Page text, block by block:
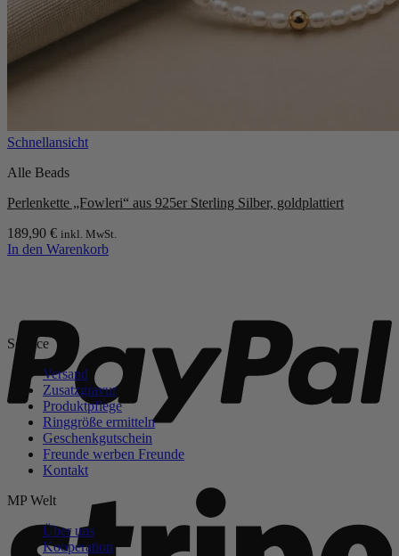
Schnellansicht
Alle Beads
Perlenkette „Fowleri“ aus 925er Sterling Silber, goldplattiert
189,90 € inkl. MwSt.
In den Warenkorb
Service
Versand
Zusatzgravur
Produktpflege
Ringgröße ermitteln
Geschenkgutschein
Freunde werben Freunde
Kontakt
MP Welt
Über uns
Kooperation